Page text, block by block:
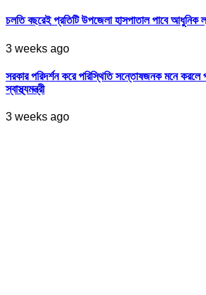
চলতি বছরেই প্রতিটি উপজেলা হাসপাতাল পাবে আধুনিক
3 weeks ago
সরকার পরিদর্শন করে পরিস্থিতি সন্তোষজনক মনে করলে
স্বাস্থ্যমন্ত্রী
3 weeks ago